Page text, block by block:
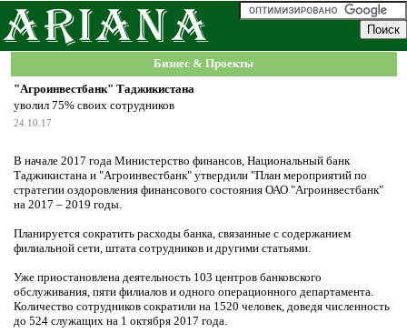
Бизнес & Проекты
"Агроинвестбанк" Таджикистана
уволил 75% своих сотрудников
24.10.17
В начале 2017 года Министерство финансов, Национальный банк
Таджикистана и "Агроинвестбанк" утвердили "План мероприятий по
стратегии оздоровления финансового состояния ОАО "Агроинвестбанк"
на 2017 – 2019 годы.
Планируется сократить расходы банка, связанные с содержанием
филиальной сети, штата сотрудников и другими статьями.
Уже приостановлена деятельность 103 центров банковского
обслуживания, пяти филиалов и одного операционного департамента.
Количество сотрудников сократили на 1520 человек, доведя численность
до 524 служащих на 1 октября 2017 года.